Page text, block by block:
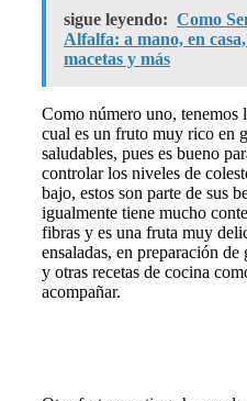
sigue leyendo: Como
Alfalfa: a mano, en
macetas y más
Como número uno, tenemos
cual es un fruto muy rico en
saludables, pues es bueno
controlar los niveles de
bajo, estos son parte de sus
igualmente tiene mucho
fibras y es una fruta muy
ensaladas, en preparación de
y otras recetas de cocina
acompañar.